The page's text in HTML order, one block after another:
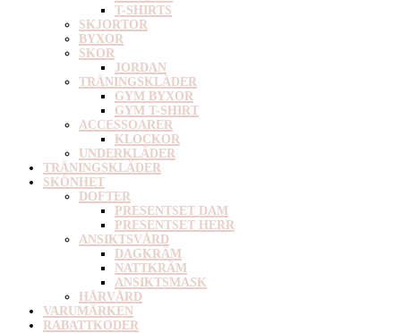
T-SHIRTS
SKJORTOR
BYXOR
SKOR
JORDAN
TRÄNINGSKLÄDER
GYM BYXOR
GYM T-SHIRT
ACCESSOARER
KLOCKOR
UNDERKLÄDER
TRÄNINGSKLÄDER
SKÖNHET
DOFTER
PRESENTSET DAM
PRESENTSET HERR
ANSIKTSVÅRD
DAGKRÄM
NATTKRÄM
ANSIKTSMASK
HÅRVÅRD
VARUMÄRKEN
RABATTKODER